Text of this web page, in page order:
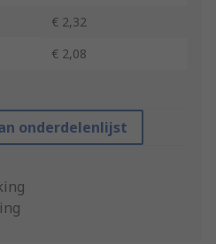
€ 2,32
€ 2,08
onderdelenlijst